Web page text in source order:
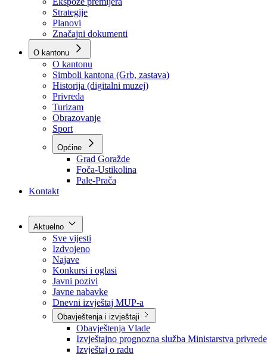
Poslovnik
Program rada Vlade
Ekspoze premijera
Strategije
Planovi
Značajni dokumenti
O kantonu
O kantonu
Simboli kantona (Grb, zastava)
Historija (digitalni muzej)
Privreda
Turizam
Obrazovanje
Sport
Općine
Kontakt
Aktuelno
Sve vijesti
Izdvojeno
Najave
Konkursi i oglasi
Javni pozivi
Javne nabavke
Dnevni izvještaj MUP-a
Obavještenja i izvještaji